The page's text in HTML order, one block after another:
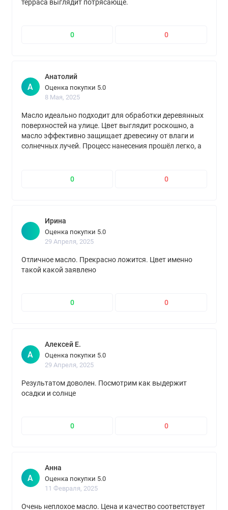
терраса выглядит потрясающе.
0 0
А
Анатолий
Оценка покупки 5.0
8 Мая, 2025
Масло идеально подходит для обработки деревянных
поверхностей на улице. Цвет выглядит роскошно, а
масло эффективно защищает древесину от влаги и
солнечных лучей. Процесс нанесения прошёл легко, а
0 0
Ирина
Оценка покупки 5.0
29 Апреля, 2025
Отличное масло. Прекрасно ложится. Цвет именно
такой какой заявлено
0 0
А
Алексей Е.
Оценка покупки 5.0
29 Апреля, 2025
Результатом доволен. Посмотрим как выдержит
осадки и солнце
0 0
А
Анна
Оценка покупки 5.0
11 Февраля, 2025
Очень неплохое масло. Цена и качество соответствует